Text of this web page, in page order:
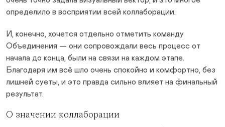
определило в восприятии всей коллаборации.
И, конечно, хочется отдельно отметить команду
Объединения — они сопровождали весь процесс от
начала до конца, были на связи на каждом этапе.
Благодаря им всё шло очень спокойно и комфортно, без
лишней суеты, и это правда сильно влияет на финальный
результат.
О значении коллаборации